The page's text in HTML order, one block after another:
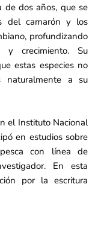
de dos años, que se
del camarón y los
profundizando
y crecimiento. Su
estas especies no
naturalmente a su
el Instituto Nacional
en estudios sobre
con línea de
En esta
por la escritura